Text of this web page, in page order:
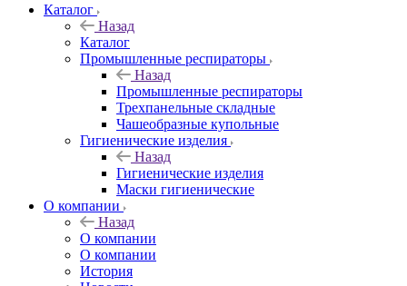
Каталог
Назад
Каталог
Промышленные респираторы
Назад
Промышленные респираторы
Трехпанельные складные
Чашеобразные купольные
Гигиенические изделия
Назад
Гигиенические изделия
Маски гигиенические
О компании
Назад
О компании
О компании
История